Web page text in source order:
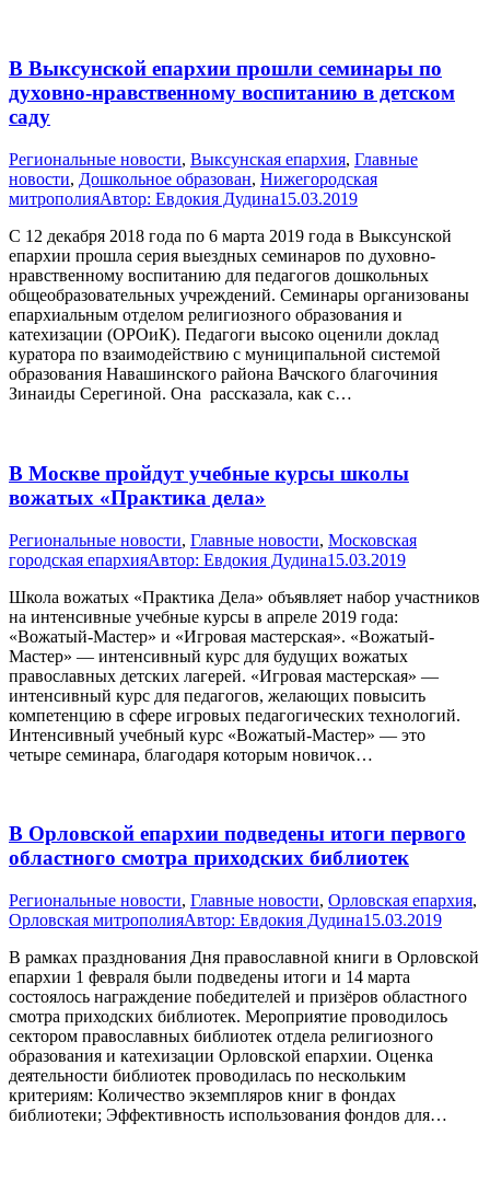
В Выксунской епархии прошли семинары по
духовно-нравственному воспитанию в детском
саду
Pегиональные новости, Выксунская епархия, Главные
новости, Дошкольное образован, Нижегородская
митрополияАвтор: Евдокия Дудина15.03.2019
С 12 декабря 2018 года по 6 марта 2019 года в Выксунской
епархии прошла серия выездных семинаров по духовно-
нравственному воспитанию для педагогов дошкольных
общеобразовательных учреждений. Семинары организованы
епархиальным отделом религиозного образования и
катехизации (ОРОиК). Педагоги высоко оценили доклад
куратора по взаимодействию с муниципальной системой
образования Навашинского района Вачского благочиния
Зинаиды Серегиной. Она рассказала, как с…
В Москве пройдут учебные курсы школы
вожатых «Практика дела»
Pегиональные новости, Главные новости, Московская
городская епархияАвтор: Евдокия Дудина15.03.2019
Школа вожатых «Практика Дела» объявляет набор участников
на интенсивные учебные курсы в апреле 2019 года:
«Вожатый-Мастер» и «Игровая мастерская». «Вожатый-
Мастер» — интенсивный курс для будущих вожатых
православных детских лагерей. «Игровая мастерская» —
интенсивный курс для педагогов, желающих повысить
компетенцию в сфере игровых педагогических технологий.
Интенсивный учебный курс «Вожатый-Мастер» — это
четыре семинара, благодаря которым новичок…
В Орловской епархии подведены итоги первого
областного смотра приходских библиотек
Pегиональные новости, Главные новости, Орловская епархия,
Орловская митрополияАвтор: Евдокия Дудина15.03.2019
В рамках празднования Дня православной книги в Орловской
епархии 1 февраля были подведены итоги и 14 марта
состоялось награждение победителей и призёров областного
смотра приходских библиотек. Мероприятие проводилось
сектором православных библиотек отдела религиозного
образования и катехизации Орловской епархии. Оценка
деятельности библиотек проводилась по нескольким
критериям: Количество экземпляров книг в фондах
библиотеки; Эффективность использования фондов для…